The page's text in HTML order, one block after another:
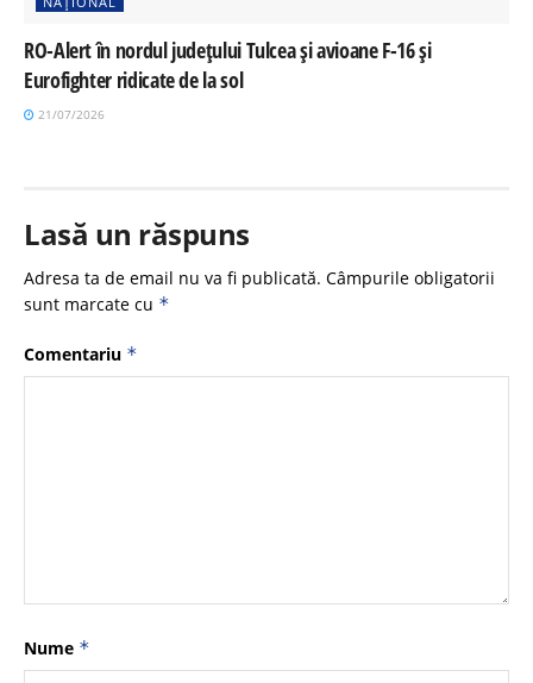
RO-Alert în nordul județului Tulcea și avioane F-16 și
Eurofighter ridicate de la sol
21/07/2026
Lasă un răspuns
Adresa ta de email nu va fi publicată. Câmpurile obligatorii
sunt marcate cu *
Comentariu *
Nume *